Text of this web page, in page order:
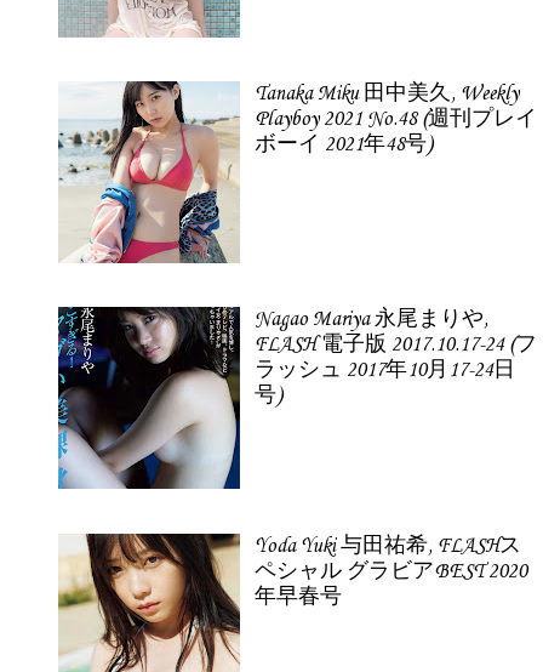
Tanaka Miku 田中美久, Weekly
Playboy 2021 No.48 (週刊プレイ
ボーイ 2021年48号)
Nagao Mariya 永尾まりや,
FLASH 電子版 2017.10.17-24 (フ
ラッシュ 2017年10月17-24日
号)
Yoda Yuki 与田祐希, FLASHス
ペシャル グラビアBEST 2020
年早春号